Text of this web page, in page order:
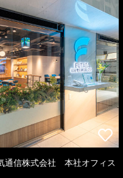
通信株式会社 本社オフィス